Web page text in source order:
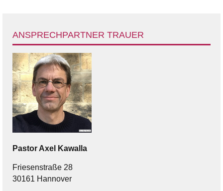
ANSPRECHPARTNER TRAUER
Pastor Axel Kawalla
Friesenstraße 28
30161 Hannover